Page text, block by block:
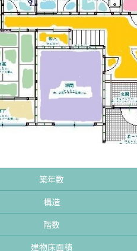
築年数
構造
階数
建物床面積